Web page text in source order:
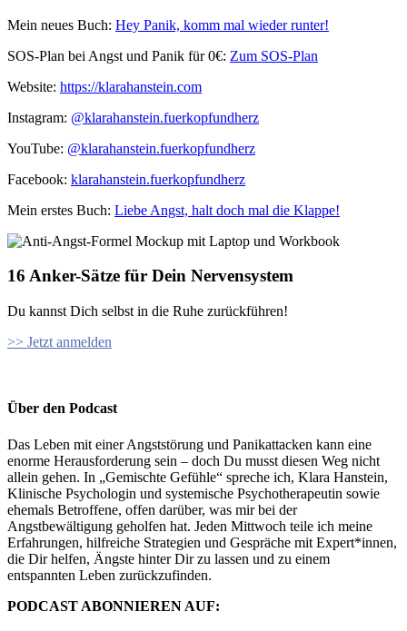
Mein neues Buch: Hey Panik, komm mal wieder runter!
SOS-Plan bei Angst und Panik für 0€: Zum SOS-Plan
Website: ⁠⁠https://klarahanstein.com
Instagram: ⁠⁠@klarahanstein.fuerkopfundherz
YouTube: @klarahanstein.fuerkopfundherz
Facebook: ⁠⁠klarahanstein.fuerkopfundherz⁠⁠
Mein erstes Buch: ⁠⁠ Liebe Angst, halt doch mal die Klappe!⁠⁠
16 Anker-Sätze für Dein Nervensystem
Du kannst Dich selbst in die Ruhe zurückführen!
>> Jetzt anmelden
Über den Podcast
Das Leben mit einer Angststörung und Panikattacken kann eine
enorme Herausforderung sein – doch Du musst diesen Weg nicht
allein gehen. In „Gemischte Gefühle“ spreche ich, Klara Hanstein,
Klinische Psychologin und systemische Psychotherapeutin sowie
ehemals Betroffene, offen darüber, was mir bei der
Angstbewältigung geholfen hat. Jeden Mittwoch teile ich meine
Erfahrungen, hilfreiche Strategien und Gespräche mit Expert*innen,
die Dir helfen, Ängste hinter Dir zu lassen und zu einem
entspannten Leben zurückzufinden.
PODCAST ABONNIEREN AUF: